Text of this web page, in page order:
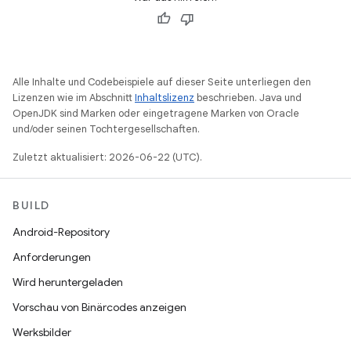
Alle Inhalte und Codebeispiele auf dieser Seite unterliegen den
Lizenzen wie im AbschnittInhaltslizenz beschrieben. Java und
OpenJDK sind Marken oder eingetragene Marken von Oracle
und/oder seinen Tochtergesellschaften.
Zuletzt aktualisiert: 2026-06-22 (UTC).
BUILD
Android-Repository
Anforderungen
Wird heruntergeladen
Vorschau von Binärcodes anzeigen
Werksbilder